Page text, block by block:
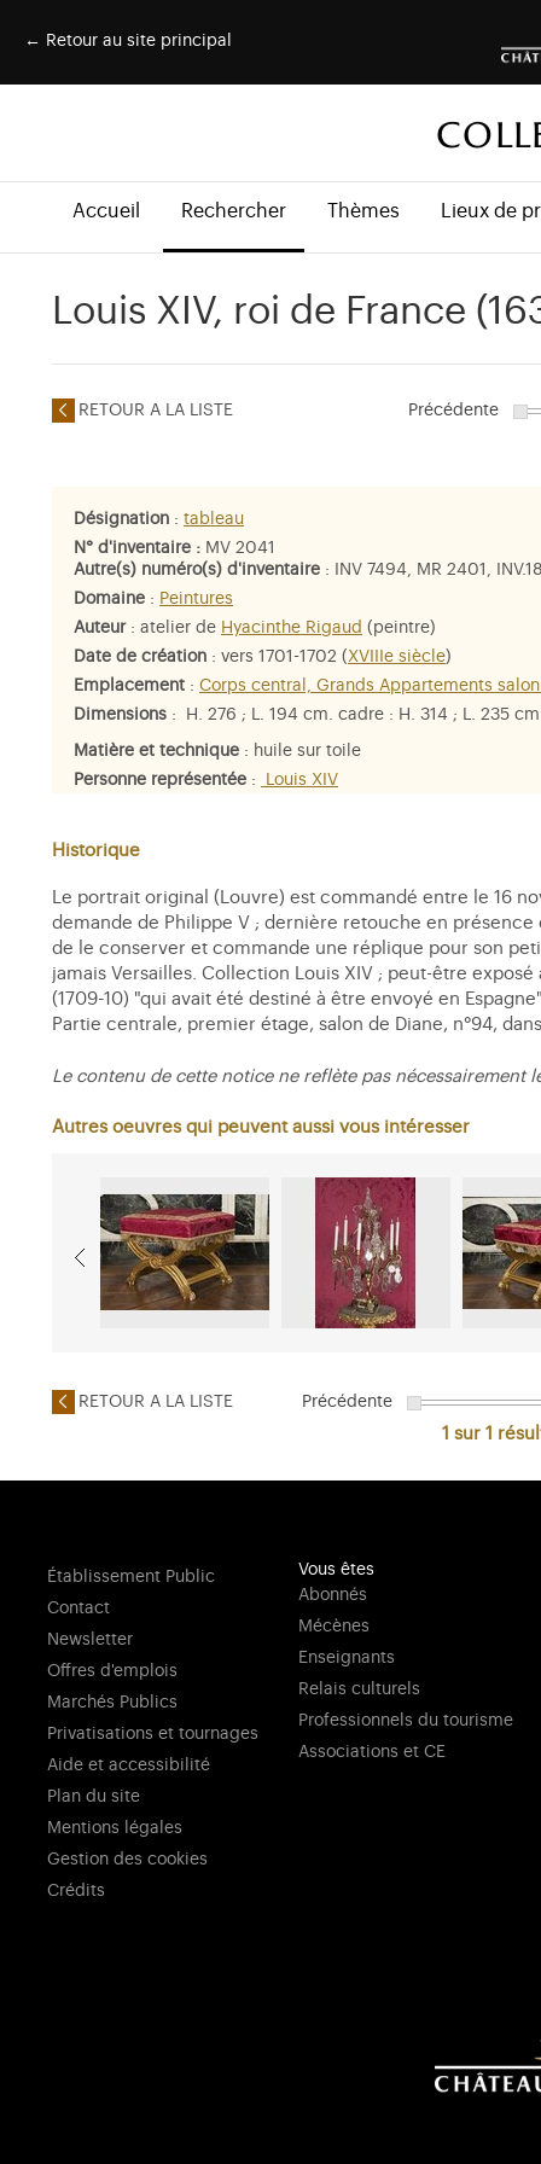
← Retour au site principal
Accueil Rechercher Thèmes Lieux de
Louis XIV, roi de France
RETOUR A LA LISTE Précédente
Désignation : tableau
N° d'inventaire : MV 2041
Autre(s) numéro(s) d'inventaire : INV 7494, MR 2401,
Domaine : Peintures
Auteur: atelier de Hyacinthe Rigaud (peintre)
Date de création : vers 1701-1702 ( XVIIIe siècle)
Emplacement : Corps central, Grands Appartements
Dimensions : H. 276 ; L. 194 cm. cadre : H. 314 ; L. 235
Matière et technique : huile sur toile
Personne représentée : Louis XIV
Historique
Le portrait original (Louvre) est commandé entre le 16
demande de Philippe V ; dernière retouche en
de le conserver et commande une réplique pour son
jamais Versailles. Collection Louis XIV ; peut-être
(1709-10) "qui avait été destiné à être envoyé en
Partie centrale, premier étage, salon de Diane, n°94,
Le contenu de cette notice ne reflète pas nécessairement
Autres oeuvres qui peuvent aussi vous intéresser
RETOUR A LA LISTE Précédente
1 sur 1
Établissement Public
Contact
Newsletter
Offres d'emplois
Marchés Publics
Privatisations et tournages
Aide et accessibilité
Plan du site
Mentions légales
Gestion des cookies
Crédits
Vous êtes
Abonnés
Mécènes
Enseignants
Relais culturels
Professionnels du tourisme
Associations et CE